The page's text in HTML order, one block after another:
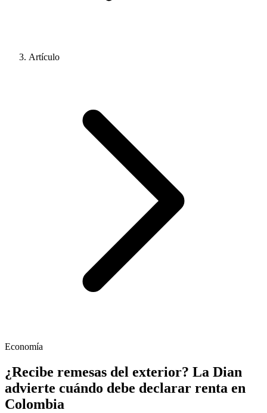
Artículo
Economía
¿Recibe remesas del exterior? La Dian
advierte cuándo debe declarar renta en
Colombia